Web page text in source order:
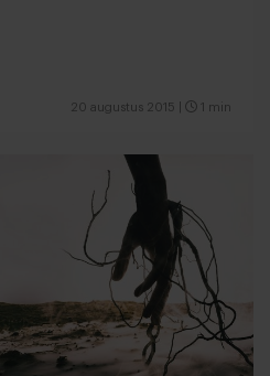
20 augustus 2015 1 min